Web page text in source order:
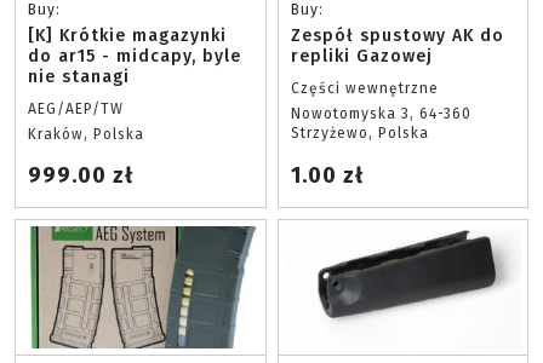
Buy:
[K] Krótkie magazynki
do ar15 - midcapy, byle
nie stanagi
AEG/AEP/TW
Kraków, Polska
999.00 zł
Buy:
Zespół spustowy AK do
repliki Gazowej
Części wewnętrzne
Nowotomyska 3, 64-360
Strzyżewo, Polska
1.00 zł